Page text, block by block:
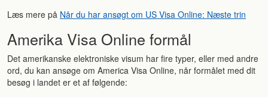
Læs mere på Når du har ansøgt om US Visa Online: Næste trin
Amerika Visa Online formål
Det amerikanske elektroniske visum har fire typer, eller med andre
ord, du kan ansøge om America Visa Online, når formålet med dit
besøg i landet er et af følgende: